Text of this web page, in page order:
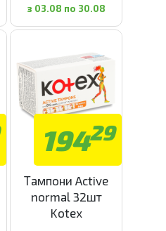
з 03.08 по 30.08
19429
Тампони Active
normal 32шт
Kotex